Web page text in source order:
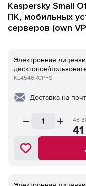
Kaspersky Small
ПК, мобильных
серверов (own
Электронная
десктопов/
KL4546RCPFS
Доставка на
48